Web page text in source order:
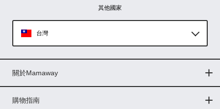
其他國家
台灣
印尼
菲律賓
關於Mamaway
門市據點
最新消息
品牌故事
人力招募
媒體花絮
隱私權聲明
CSR企業社會責任
購物指南